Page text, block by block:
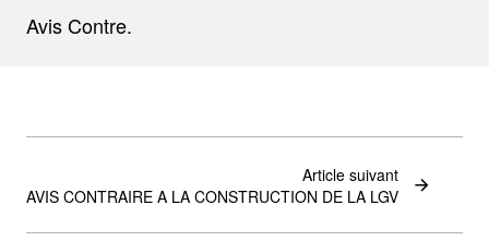
Avis Contre.
Article suivant
AVIS CONTRAIRE A LA CONSTRUCTION DE LA LGV